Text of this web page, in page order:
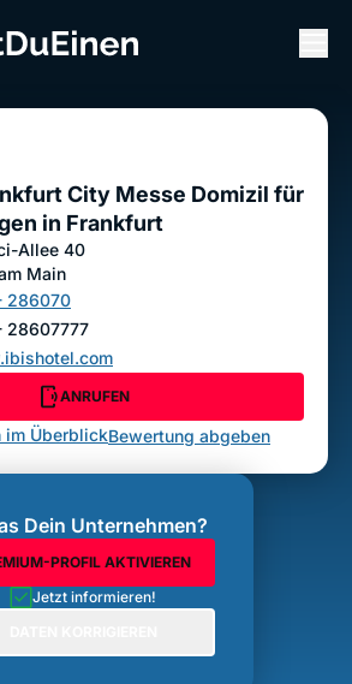
City Messe Domizil für
in Frankfurt
Bewertung abgeben
City Messe Domizil für
in Frankfurt
Allee 40
Main
286070
28607777
ANRUFEN
im ÜberblickBewertung abgeben
Dein Unternehmen?
PROFIL AKTIVIEREN
Jetzt informieren!